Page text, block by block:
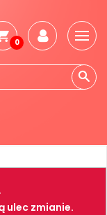
0
ulec zmianie.